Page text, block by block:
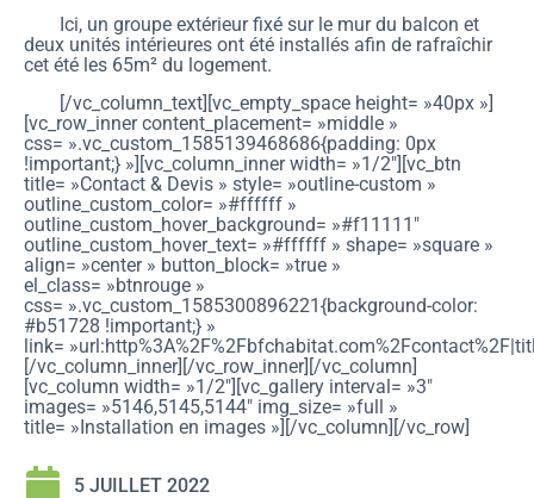
Ici, un groupe extérieur fixé sur le mur du balcon et
deux unités intérieures ont été installés afin de rafraîchir
cet été les 65m² du logement.
[/vc_column_text][vc_empty_space height= »40px »]
[vc_row_inner content_placement= »middle »
css= ».vc_custom_1585139468686{padding: 0px
!important;} »][vc_column_inner width= »1/2″][vc_btn
title= »Contact & Devis » style= »outline-custom »
outline_custom_color= »#ffffff »
outline_custom_hover_background= »#f11111″
outline_custom_hover_text= »#ffffff » shape= »square »
align= »center » button_block= »true »
el_class= »btnrouge »
css= ».vc_custom_1585300896221{background-color:
#b51728 !important;} »
link=
[/vc_column_inner][/vc_row_inner][/vc_column]
[vc_column width= »1/2″][vc_gallery interval= »3″
images= »5146,5145,5144″ img_size= »full »
title= »Installation en images »][/vc_column][/vc_row]
5 JUILLET 2022